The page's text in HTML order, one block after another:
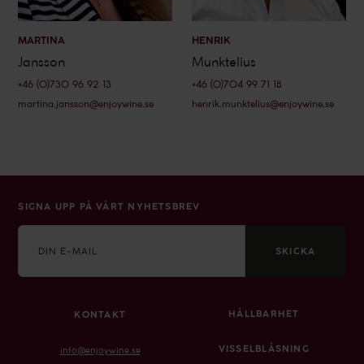
MARTINA
Jansson
+46 (0)730 96 92 13
martina.jansson@enjoywine.se
HENRIK
Munktelius
+46 (0)704 99 71 18
henrik.munktelius@enjoywine.se
SIGNA UPP PÅ VÅRT NYHETSBREV
mail SKICKA
KONTAKT
info@enjoywine.se
HÅLLBARHET
VISSELBLÅSNING